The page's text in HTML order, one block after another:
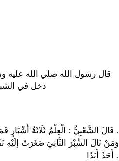
قال رسول الله صلي الله عليه
دخل في
قَالَ الشَّعْبِيُّ : الْعِلْمُ ثَلَاثَةُ أَشْبَارٍ فَمَنْ نَالَ مِنْهُ شِبْرًا شَمَخَ بِأَنْفِهِ وَظَنَّ أَنَّهُ نَالَهُ .
وَمَنْ نَالَ الشِّبْرَ الثَّانِيَ صَغَرَتْ إلَيْهِ
أَحَدٌ أَبَدًا .